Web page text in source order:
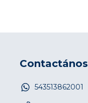
Contactános
543513862001